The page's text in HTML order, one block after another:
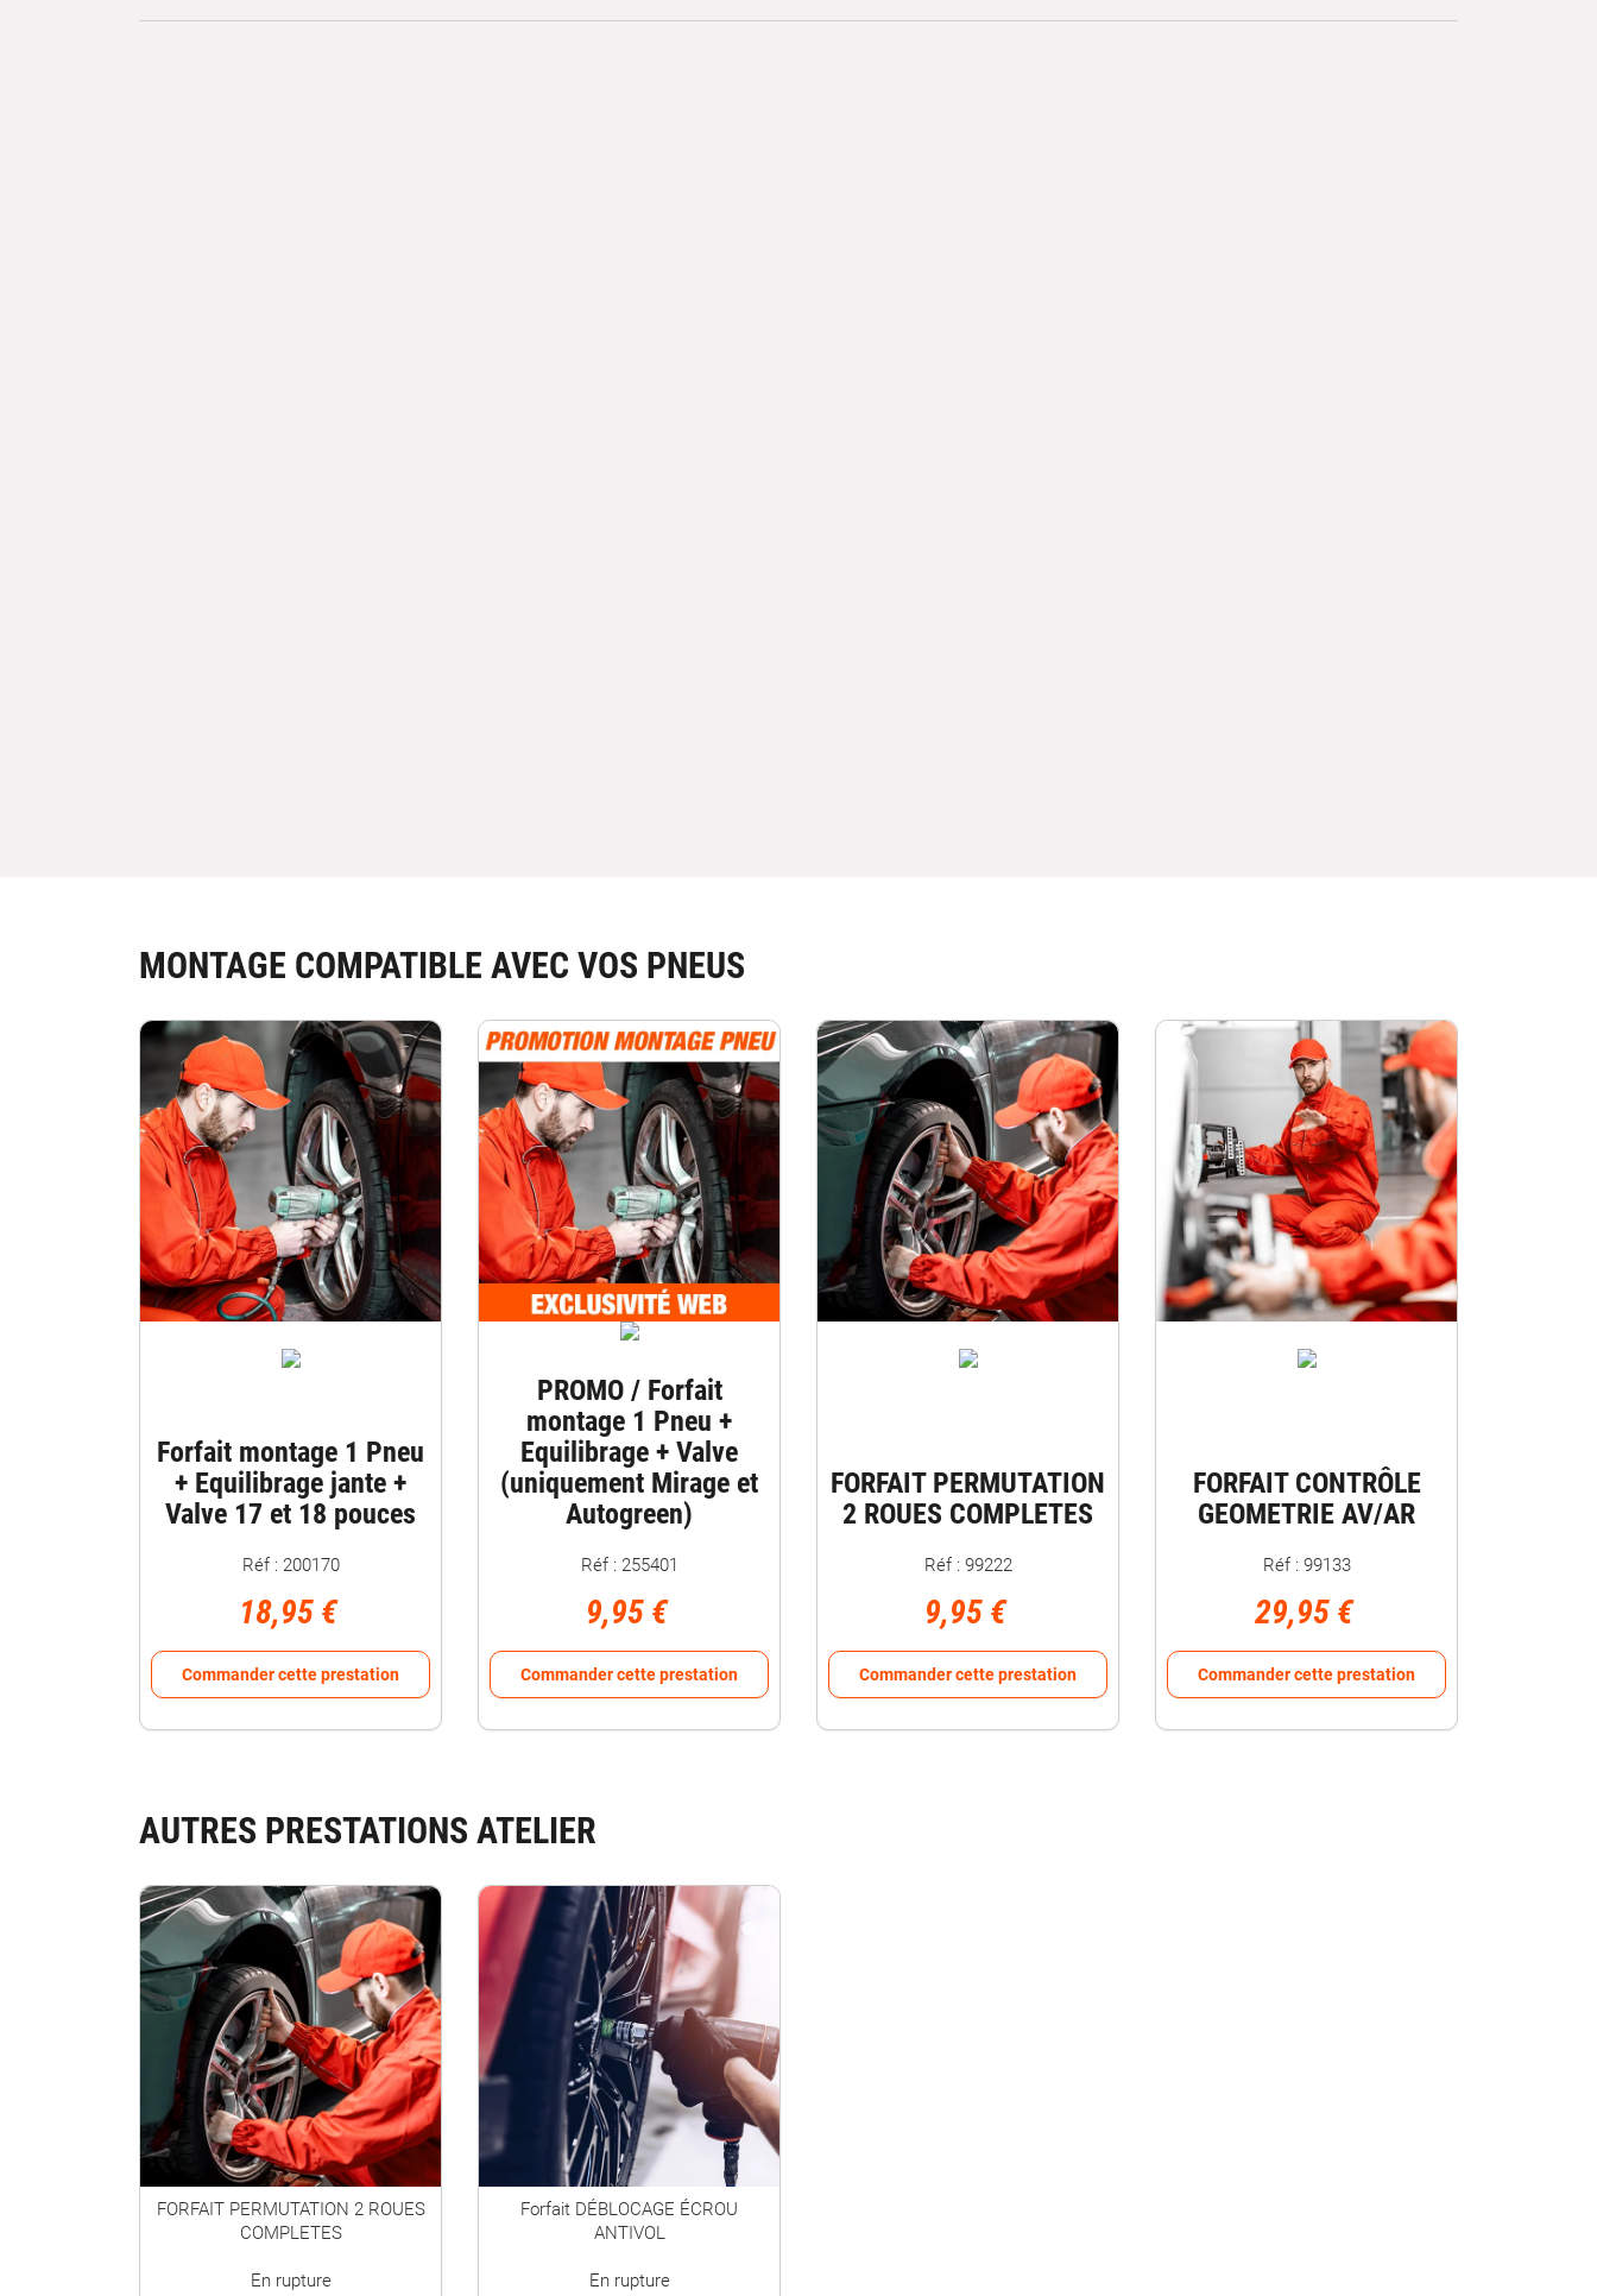
MONTAGE COMPATIBLE AVEC VOS PNEUS
Forfait montage 1 Pneu
+ Equilibrage jante +
Valve 17 et 18 pouces
Réf : 200170
18,95 €
Commander cette prestation
PROMO / Forfait
montage 1 Pneu +
Equilibrage + Valve
(uniquement Mirage et
Autogreen)
Réf : 255401
9,95 €
Commander cette prestation
FORFAIT PERMUTATION
2 ROUES COMPLETES
Réf : 99222
9,95 €
Commander cette prestation
FORFAIT CONTRÔLE
GEOMETRIE AV/AR
Réf : 99133
29,95 €
Commander cette prestation
AUTRES PRESTATIONS ATELIER
FORFAIT PERMUTATION 2 ROUES
COMPLETES
En rupture
Forfait DÉBLOCAGE ÉCROU
ANTIVOL
En rupture